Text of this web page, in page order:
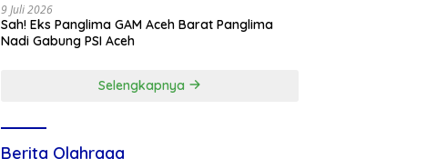
9 Juli 2026
Sah! Eks Panglima GAM Aceh Barat Panglima
Nadi Gabung PSI Aceh
Selengkapnya
Berita Olahraga